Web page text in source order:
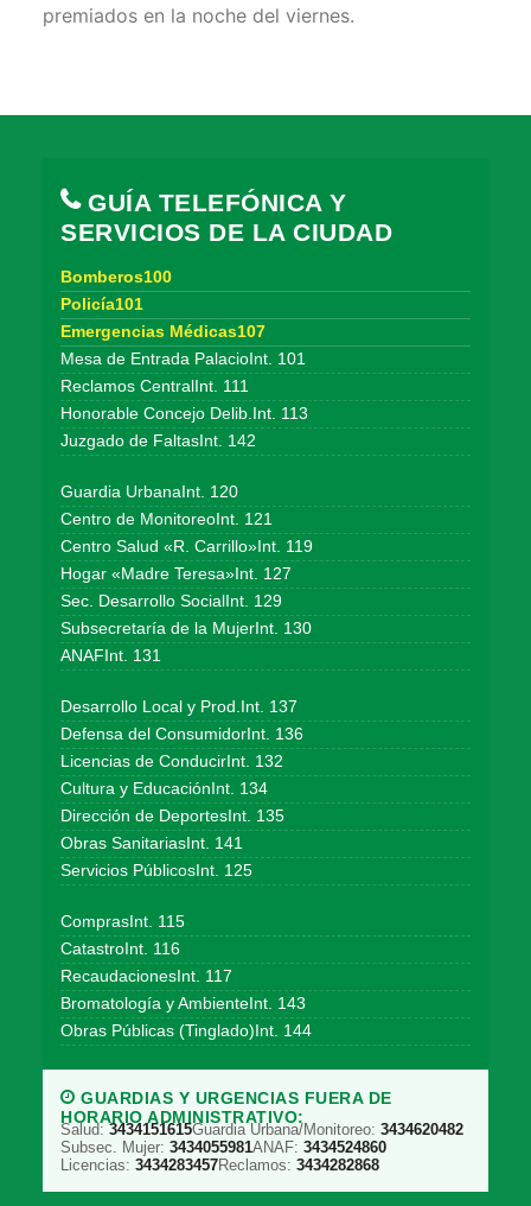
premiados en la noche del viernes.
GUÍA TELEFÓNICA Y
SERVICIOS DE LA CIUDAD
Bomberos100
Policía101
Emergencias Médicas107
Mesa de Entrada PalacioInt. 101
Reclamos CentralInt. 111
Honorable Concejo Delib.Int. 113
Juzgado de FaltasInt. 142
Guardia UrbanaInt. 120
Centro de MonitoreoInt. 121
Centro Salud «R. Carrillo»Int. 119
Hogar «Madre Teresa»Int. 127
Sec. Desarrollo SocialInt. 129
Subsecretaría de la MujerInt. 130
ANAFInt. 131
Desarrollo Local y Prod.Int. 137
Defensa del ConsumidorInt. 136
Licencias de ConducirInt. 132
Cultura y EducaciónInt. 134
Dirección de DeportesInt. 135
Obras SanitariasInt. 141
Servicios PúblicosInt. 125
ComprasInt. 115
CatastroInt. 116
RecaudacionesInt. 117
Bromatología y AmbienteInt. 143
Obras Públicas (Tinglado)Int. 144
GUARDIAS Y URGENCIAS FUERA DE
HORARIO ADMINISTRATIVO:
Salud: 3434151615Guardia Urbana/Monitoreo: 3434620482
Subsec. Mujer: 3434055981ANAF: 3434524860
Licencias: 3434283457Reclamos: 3434282868